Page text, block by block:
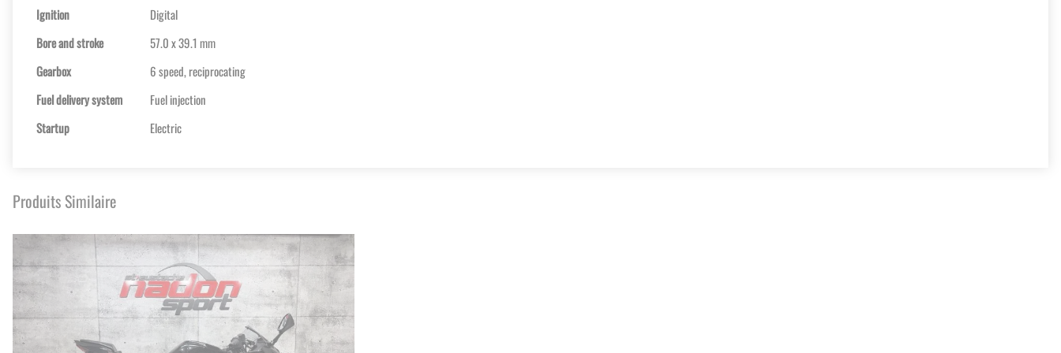
Ignition
Digital
Bore and stroke
57.0 x 39.1 mm
Gearbox
6 speed, reciprocating
Fuel delivery system
Fuel injection
Startup
Electric
Produits Similaire